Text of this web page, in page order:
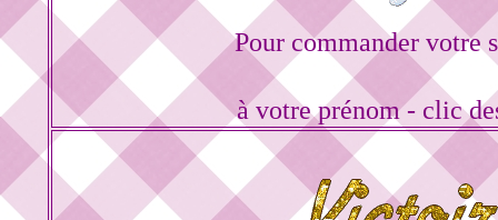
Pour commander votre
à votre prénom - clic